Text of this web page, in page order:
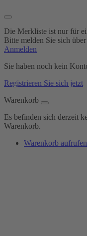
Die Merkliste ist nur für
Bitte melden Sie sich
Anmelden
Sie haben noch kein
Registrieren Sie sich jetzt
Warenkorb
Es befinden sich derzeit
Warenkorb.
Warenkorb aufrufen